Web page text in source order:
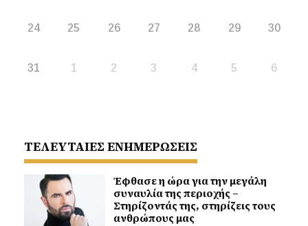
24 25 26 27 28 29 30
31 1 2 3 4 5 6
ΤΕΛΕΥΤΑΙΕΣ ΕΝΗΜΕΡΩΣΕΙΣ
Έφθασε η ώρα για την μεγάλη
συναυλία της περιοχής –
Στηρίζοντάς της, στηρίζεις τους
ανθρώπους μας